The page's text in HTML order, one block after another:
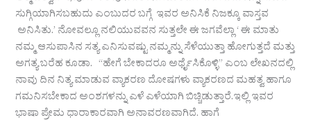
ಸುಗ್ಗಿಯಾಗಿಸಬಹುದು ಎಂಬುದರ ಬಗ್ಗೆ ಇವರ ಅನಿಸಿಕೆ ನಿಜಕ್ಕೂ ವಾಸ್ತವ
ಅನಿಸಿತು.’ ನೋವಲ್ಲೂ ನಲಿಯುವವನ ಸುತ್ತಲೇ ಈ ಜಗವೆಲ್ಲಾ ‘ ಈ ಮಾತು
ನಮ್ಮ ಆಸುಪಾಸಿನ ಸತ್ಯ ಎನಿಸುವಷ್ಟು ನಮ್ಮನ್ನು ಸೆಳೆಯುತ್ತಾ ಹೋಗುತ್ತದೆ ಮತ್ತು
ಅಗತ್ಯ ಬರೆಹ ಕೂಡಾ. “ಹೇಗೆ‌ ಬೇಕಾದರೂ ಅರ್ಥೈಸಿಕೊಳ್ಳಿ” ಎಂಬ ಲೇಖನದಲ್ಲಿ
ನಾವು ದಿನ ನಿತ್ಯ ಮಾಡುವ ವ್ಯಾಕರಣ ದೋಷಗಳು ವ್ಯಾಕರಣದ ಮಹತ್ವ ಹಾಗೂ
ಗಮನಿಸಬೇಕಾದ ಅಂಶಗಳನ್ನು ಎಳೆ ಎಳೆಯಾಗಿ ಬಿಚ್ಚಿಡುತ್ತಾರೆ.ಇಲ್ಲಿ ಇವರ
ಭಾಷಾ ಪ್ರೇಮ ಧಾರಾಕಾರವಾಗಿ ಅನಾವರಣವಾಗಿದೆ. ಹಾಗೆ